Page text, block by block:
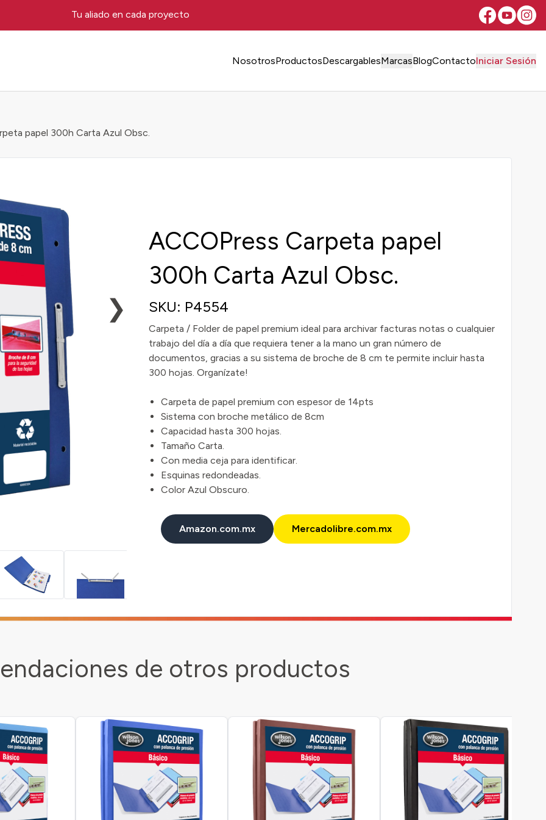
Tu aliado en cada proyecto
NosotrosProductosDescargablesMarcasBlogContactoIniciar Sesión
papel 300h Carta Azul Obsc.
❯
ACCOPress Carpeta papel
300h Carta Azul Obsc.
SKU: P4554
Carpeta / Folder de papel premium ideal para archivar facturas notas o cualquier
trabajo del día a día que requiera tener a la mano un gran número de
documentos, gracias a su sistema de broche de 8 cm te permite incluir hasta
300 hojas. Organízate!
Carpeta de papel premium con espesor de 14pts
Sistema con broche metálico de 8cm
Capacidad hasta 300 hojas.
Tamaño Carta.
Con media ceja para identificar.
Esquinas redondeadas.
Color Azul Obscuro.
Amazon.com.mx Mercadolibre.com.mx
de otros productos